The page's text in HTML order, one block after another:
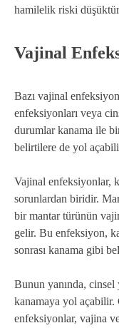
hamilelik riski
Vajinal
Bazı vajinal
enfeksiyonları veya
durumlar kanama ile
belirtilere de yol
Vajinal enfeksiyonlar,
sorunlardan biridir.
bir mantar türünün
gelir. Bu enfeksiyon,
sonrası kanama gibi
Bunun yanında,
kanamaya yol
enfeksiyonlar, vajina